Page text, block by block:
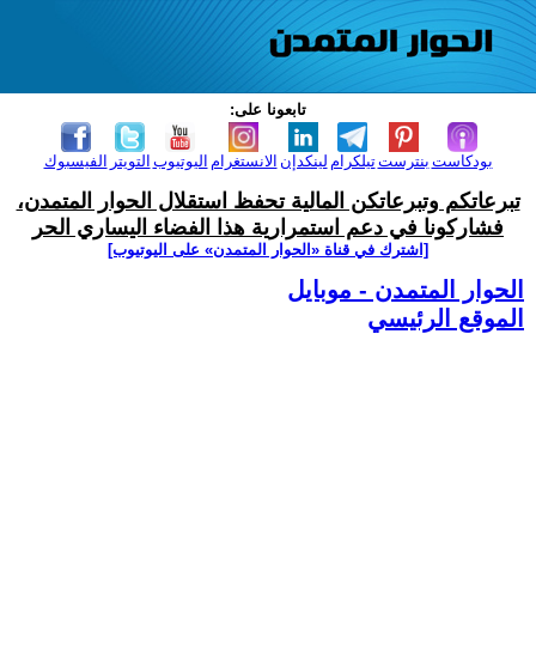
تابعونا على:
الفيسبوك التويتر اليوتيوب الانستغرام لينكدإن تيلكرامبنترست بودكاست
تبرعاتكم وتبرعاتكن المالية تحفظ استقلال الحوار المتمدن،
فشاركونا في دعم استمرارية هذا الفضاء اليساري الحر
[اشترك في قناة ‫«الحوار المتمدن» على اليوتيوب]
الحوار المتمدن - موبايل
الموقع الرئيسي